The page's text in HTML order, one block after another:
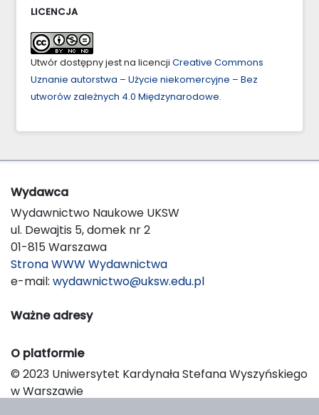
LICENCJA
Utwór dostępny jest na licencji Creative Commons
Uznanie autorstwa – Użycie niekomercyjne – Bez
utworów zależnych 4.0 Międzynarodowe.
Wydawca
Wydawnictwo Naukowe UKSW
ul. Dewajtis 5, domek nr 2
01-815 Warszawa
Strona WWW Wydawnictwa
e-mail: wydawnictwo@uksw.edu.pl
Ważne adresy
O platformie
© 2023 Uniwersytet Kardynała Stefana Wyszyńskiego
w Warszawie